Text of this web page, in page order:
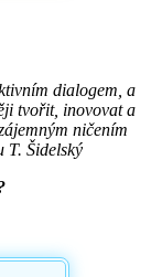
dialogem, a
tvořit, inovovat a
ničením
T. Šidelský